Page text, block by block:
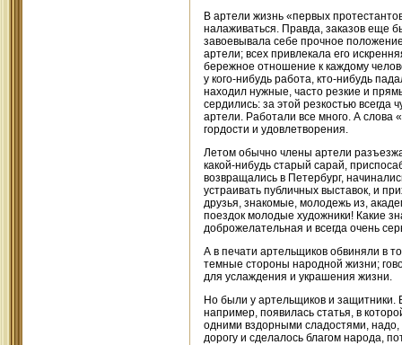
В артели жизнь «первых
налаживаться. Правда, заказов еще
завоевывала себе прочное
артели; всех привлекала его
бережное отношение к каждому
у кого-нибудь работа, кто-нибудь
находил нужные, часто резкие и
сердились: за этой резкостью всегда
артели. Работали все много. А слова
гордости и удовлетворения.
Летом обычно члены артели
какой-нибудь старый сарай,
возвращались в Петербург,
устраивать публичных выставок, и
друзья, знакомые, молодежь из,
поездок молодые художники! Какие
доброжелательная и всегда очень
А в печати артельщиков обвиняли в
темные стороны народной жизни;
для услаждения и украшения жизни.
Но были у артельщиков и защитники.
например, появилась статья, в
одними вздорными сладостями,
дорогу и сделалось благом народа,